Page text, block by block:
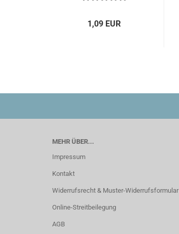
1,09 EUR
MEHR ÜBER...
Impressum
Kontakt
Widerrufsrecht & Muster-Widerrufsformular
Online-Streitbeilegung
AGB